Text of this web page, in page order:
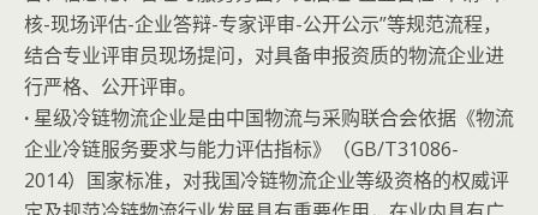
核-现场评估-企业答辩-专家评审-公开公示”等规范流程，
结合专业评审员现场提问，对具备申报资质的物流企业进
行严格、公开评审。
· 星级冷链物流企业是由中国物流与采购联合会依据《物流
企业冷链服务要求与能力评估指标》（GB/T31086-
2014）国家标准，对我国冷链物流企业等级资格的权威评